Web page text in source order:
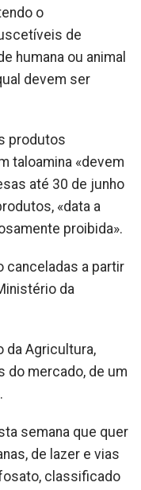
o
de
humana ou animal
devem ser
produtos
taloamina «devem
até 30 de junho
«data a
proibida».
canceladas a partir
da
da Agricultura,
do mercado, de um
semana que quer
de lazer e vias
classificado